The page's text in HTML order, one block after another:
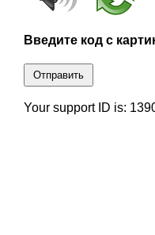
Введите код с
Отправить
Your support ID is: